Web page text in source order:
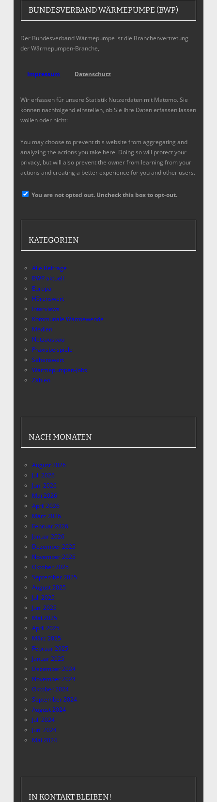
BUNDESVERBAND WÄRMEPUMPE (BWP)
Der Bundesverband Wärmepumpe ist die Branchenvertretung
der Wärmepumpen-Branche,
Impressum Datenschutz
Wir erfassen für unsere Statistik Nutzerdaten mit Matomo. Sie
können nachfolgend einstellen, ob Sie Ihre Daten erfassen lassen
wollen oder nicht:
You may choose to prevent this website from aggregating and
analyzing the actions you take here. Doing so will protect your
privacy, but will also prevent the owner from learning from your
actions and creating a better experience for you and other users.
You are not opted out. Uncheck this box to opt-out.
KATEGORIEN
Alle Beiträge
BWP aktuell
Europa
Hörenswert
Interviews
Kommunale Wärmewende
Medien
Netzausbau
Praxisbeispiele
Sehenswert
Wärmepumpen-Jobs
Zahlen
NACH MONATEN
August 2026
Juli 2026
Juni 2026
Mai 2026
April 2026
März 2026
Februar 2026
Januar 2026
Dezember 2025
November 2025
Oktober 2025
September 2025
August 2025
Juli 2025
Juni 2025
Mai 2025
April 2025
März 2025
Februar 2025
Januar 2025
Dezember 2024
November 2024
Oktober 2024
September 2024
August 2024
Juli 2024
Juni 2024
Mai 2024
IN KONTAKT BLEIBEN!